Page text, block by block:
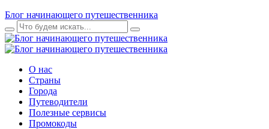
Блог начинающего путешественника
О нас
Страны
Города
Путеводители
Полезные сервисы
Промокоды